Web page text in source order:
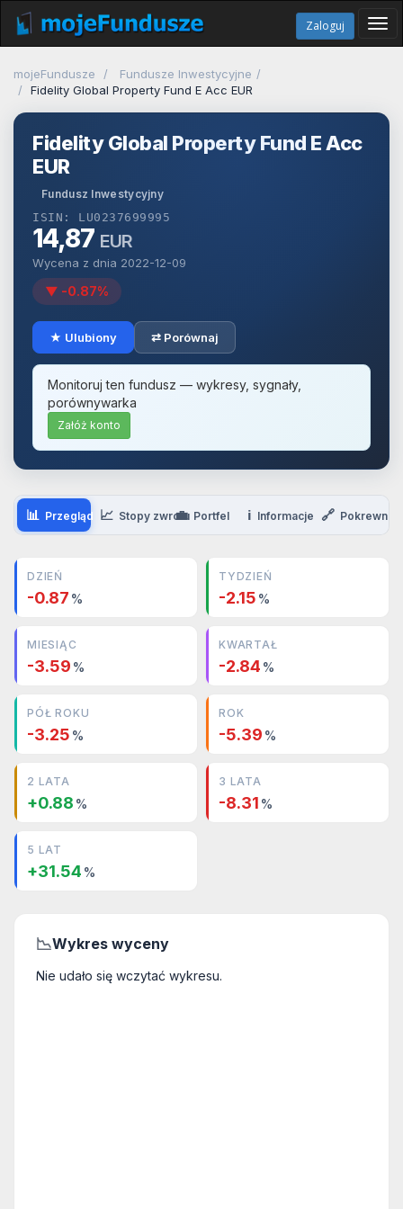
Zaloguj
mojeFundusze
Fundusze Inwestycyjne
Fidelity Global Property Fund E Acc EUR
Fidelity Global Property Fund E Acc
EUR
Fundusz Inwestycyjny
ISIN: LU0237699995
14,87 EUR
Wycena z dnia 2022-12-09
▼ -0.87%
★ Ulubiony ⇄ Porównaj
Monitoruj ten fundusz — wykresy, sygnały,
porównywarka
Załóż konto
📊 Przegląd 📈 Stopy zwrotu
💼 Portfel ℹ️ Informacje 🔗 Pokrewne
DZIEŃ
-0.87 %
TYDZIEŃ
-2.15 %
MIESIĄC
-3.59 %
KWARTAŁ
-2.84 %
PÓŁ ROKU
-3.25 %
ROK
-5.39 %
2 LATA
+0.88 %
3 LATA
-8.31 %
5 LAT
+31.54 %
📉Wykres wyceny
Nie udało się wczytać wykresu.